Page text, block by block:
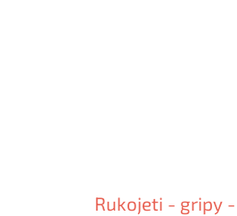
Rukojeti - gripy -